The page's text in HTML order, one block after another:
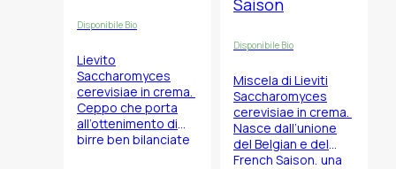
Disponibile Bio
Lievito
Saccharomyces
cerevisiae in crema.
Ceppo che porta
all’ottenimento di
birre ben bilanciate
Saison
Disponibile Bio
Miscela di Lieviti
Saccharomyces
cerevisiae in crema.
Nasce dall’unione
del Belgian e del
French Saison, una